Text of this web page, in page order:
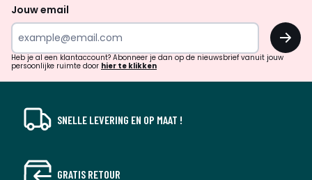
inspiratie
verrassingen?
Jouw email
OK
Heb je al een klantaccount? Abonneer je dan op de nieuwsbrief vanuit jouw
persoonlijke ruimte door hier te klikken
SNELLE LEVERING EN OP MAAT !
GRATIS RETOUR